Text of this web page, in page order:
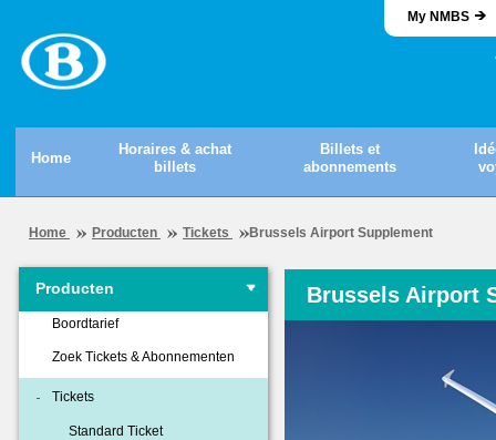
My NMBS
Home
Horaires & achat
billets
Billets et
abonnements
Home Producten Tickets Brussels Airport Supplement
Producten
Boordtarief
Zoek Tickets & Abonnementen
Tickets
Standard Ticket
Brussels Airport